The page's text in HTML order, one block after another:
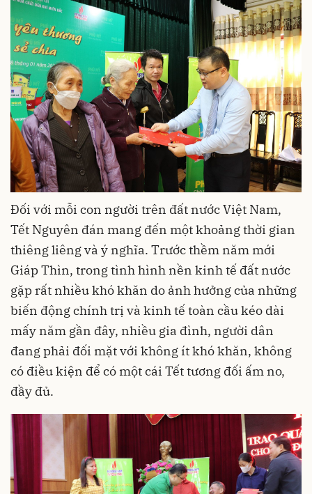
Đối với mỗi con người trên đất nước Việt Nam,
Tết Nguyên đán mang đến một khoảng thời gian
thiêng liêng và ý nghĩa. Trước thềm năm mới
Giáp Thìn, trong tình hình nền kinh tế đất nước
gặp rất nhiều khó khăn do ảnh hưởng của những
biến động chính trị và kinh tế toàn cầu kéo dài
mấy năm gần đây, nhiều gia đình, người dân
đang phải đối mặt với không ít khó khăn, không
có điều kiện để có một cái Tết tương đối ấm no,
đầy đủ.